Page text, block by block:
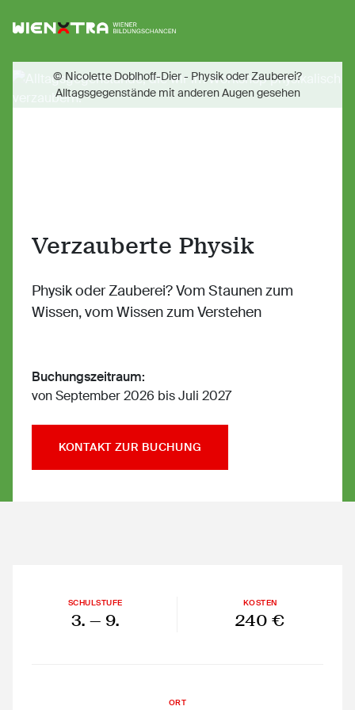
Logo Wiener Bildungschancen
Verzauberte Physik
Physik oder Zauberei? Vom Staunen zum
Wissen, vom Wissen zum Verstehen
Buchungszeitraum:
von September 2026 bis Juli 2027
KONTAKT ZUR BUCHUNG
© Nicolette Doblhoff-Dier - Physik oder Zauberei?
Alltagsgegenstände mit anderen Augen gesehen
SCHULSTUFE
3. — 9.
KOSTEN
240 €
ORT